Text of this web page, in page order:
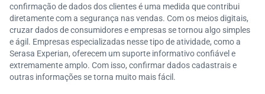
confirmação de dados dos clientes é uma medida que contribui
diretamente com a segurança nas vendas. Com os meios digitais,
cruzar dados de consumidores e empresas se tornou algo simples
e ágil. Empresas especializadas nesse tipo de atividade, como a
Serasa Experian, oferecem um suporte informativo confiável e
extremamente amplo. Com isso, confirmar dados cadastrais e
outras informações se torna muito mais fácil.